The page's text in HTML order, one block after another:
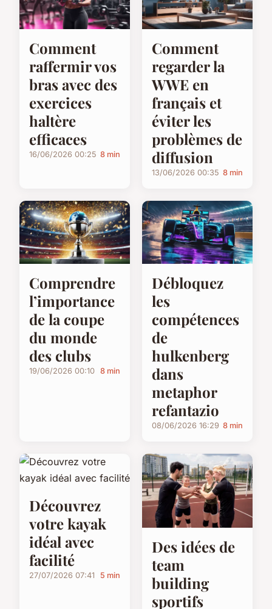
Comment
raffermir vos
bras avec des
exercices
haltère
efficaces
16/06/2026 00:25 8 min
Comment
regarder la
WWE en
français et
éviter les
problèmes de
diffusion
13/06/2026 00:35 8 min
Comprendre
l’importance
de la coupe
du monde
des clubs
19/06/2026 00:10 8 min
Débloquez
les
compétences
de
hulkenberg
dans
metaphor
refantazio
08/06/2026 16:29 8 min
Découvrez
votre kayak
idéal avec
facilité
27/07/2026 07:41 5 min
Des idées de
team
building
sportifs